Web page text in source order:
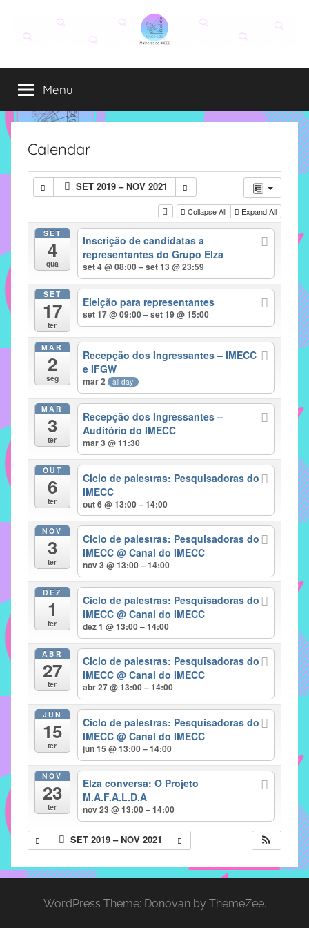
conteúdo
Grupo
Elza
Elza
é
formado
alunas,
funcionárias
IMECC
como
atribuição
implementar
mecanismos
proporcionem
fortalecimento
sociais
profissionais
alunos,
professores
pacificadoras
problemas
verificados
instituto,
para
prevenção
Menu
Calendar
SET 2019 – NOV 2021
Collapse All Expand All
SET
4
qua
Inscrição de candidatas a
representantes do Grupo Elza
set 4 @ 08:00 – set 13 @ 23:59
SET
17
ter
Eleição para representantes
set 17 @ 09:00 – set 19 @ 15:00
MAR
2
seg
Recepção dos Ingressantes – IMECC
e IFGW
mar 2 all-day
MAR
3
ter
Recepção dos Ingressantes –
Auditório do IMECC
mar 3 @ 11:30
OUT
6
ter
Ciclo de palestras: Pesquisadoras do
IMECC
out 6 @ 13:00 – 14:00
NOV
3
ter
Ciclo de palestras: Pesquisadoras do
IMECC@ Canal do IMECC
nov 3 @ 13:00 – 14:00
DEZ
1
ter
Ciclo de palestras: Pesquisadoras do
IMECC@ Canal do IMECC
dez 1 @ 13:00 – 14:00
ABR
27
ter
Ciclo de palestras: Pesquisadoras do
IMECC@ Canal do IMECC
abr 27 @ 13:00 – 14:00
JUN
15
ter
Ciclo de palestras: Pesquisadoras do
IMECC@ Canal do IMECC
jun 15 @ 13:00 – 14:00
NOV
23
ter
Elza conversa: O Projeto
M.A.F.A.L.D.A
nov 23 @ 13:00 – 14:00
SET 2019 – NOV 2021
WordPress Theme: Donovan by ThemeZee.